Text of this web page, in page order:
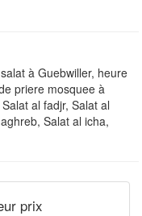
à Guebwiller, heure
priere mosquee à
al fadjr, Salat al
Salat al icha,
prix